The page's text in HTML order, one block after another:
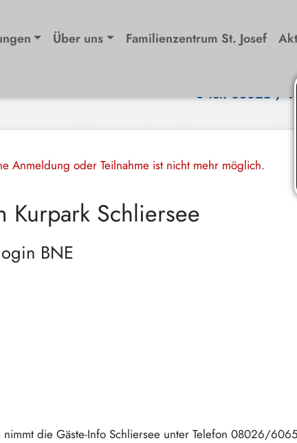
Über uns Familienzentrum St. Josef
Tel. 08025 /
Anmeldung oder Teilnahme ist nicht mehr möglich.
Schliersee
BNE
die Gäste-Info Schliersee unter Telefon 08026/